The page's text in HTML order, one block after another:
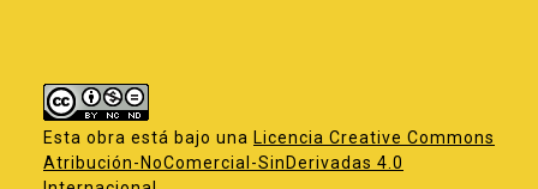
Esta obra está bajo una Licencia Creative Commons
Atribución-NoComercial-SinDerivadas 4.0